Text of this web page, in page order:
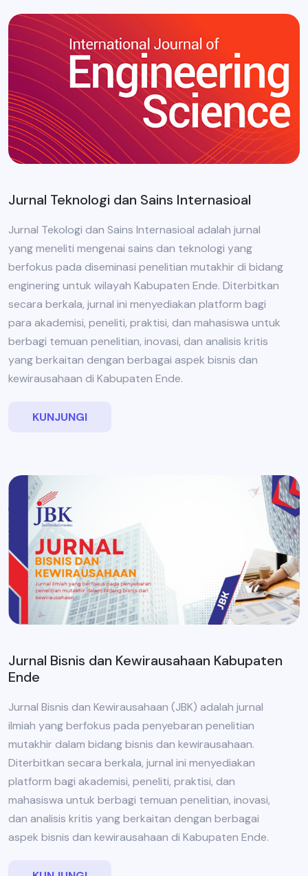
Jurnal Teknologi dan Sains Internasioal
Jurnal Tekologi dan Sains Internasioal adalah jurnal
yang meneliti mengenai sains dan teknologi yang
berfokus pada diseminasi penelitian mutakhir di bidang
enginering untuk wilayah Kabupaten Ende. Diterbitkan
secara berkala, jurnal ini menyediakan platform bagi
para akademisi, peneliti, praktisi, dan mahasiswa untuk
berbagi temuan penelitian, inovasi, dan analisis kritis
yang berkaitan dengan berbagai aspek bisnis dan
kewirausahaan di Kabupaten Ende.
KUNJUNGI
Jurnal Bisnis dan Kewirausahaan Kabupaten
Ende
Jurnal Bisnis dan Kewirausahaan (JBK) adalah jurnal
ilmiah yang berfokus pada penyebaran penelitian
mutakhir dalam bidang bisnis dan kewirausahaan.
Diterbitkan secara berkala, jurnal ini menyediakan
platform bagi akademisi, peneliti, praktisi, dan
mahasiswa untuk berbagi temuan penelitian, inovasi,
dan analisis kritis yang berkaitan dengan berbagai
aspek bisnis dan kewirausahaan di Kabupaten Ende.